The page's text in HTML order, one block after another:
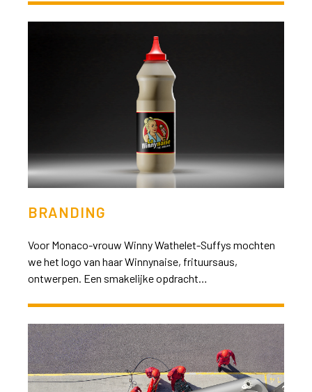
BRANDING
Voor Monaco-vrouw Winny Wathelet-Suffys mochten
we het logo van haar Winnynaise, frituursaus,
ontwerpen. Een smakelijke opdracht…